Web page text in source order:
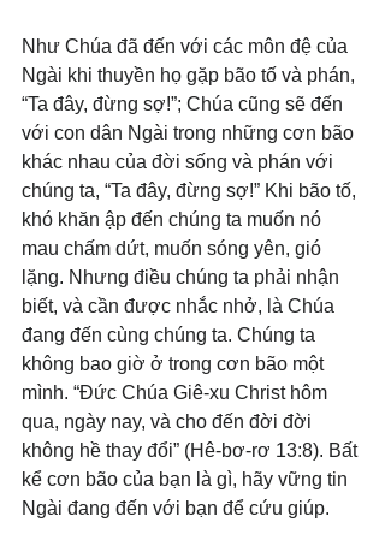
Như Chúa đã đến với các môn đệ của
Ngài khi thuyền họ gặp bão tố và phán,
“Ta đây, đừng sợ!”; Chúa cũng sẽ đến
với con dân Ngài trong những cơn bão
khác nhau của đời sống và phán với
chúng ta, “Ta đây, đừng sợ!” Khi bão tố,
khó khăn ập đến chúng ta muốn nó
mau chấm dứt, muốn sóng yên, gió
lặng. Nhưng điều chúng ta phải nhận
biết, và cần được nhắc nhở, là Chúa
đang đến cùng chúng ta. Chúng ta
không bao giờ ở trong cơn bão một
mình. “Đức Chúa Giê-xu Christ hôm
qua, ngày nay, và cho đến đời đời
không hề thay đổi” (Hê-bơ-rơ 13:8). Bất
kể cơn bão của bạn là gì, hãy vững tin
Ngài đang đến với bạn để cứu giúp.